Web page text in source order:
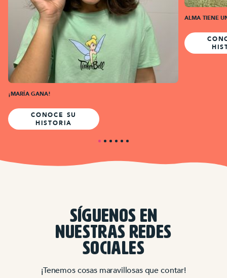
¡MARÍA GANA!
CONOCE SU
HISTORIA
ALMA TIENE
SÍGUENOS EN
NUESTRAS REDES
SOCIALES
¡Tenemos cosas maravillosas que contar!